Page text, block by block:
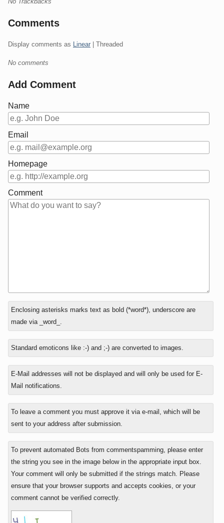
Comments
Display comments as Linear | Threaded
No comments
Add Comment
Name
Email
Homepage
Comment
In
reply
to
Enclosing asterisks marks text as bold (*word*), underscore are
made via _word_.
Standard emoticons like :-) and ;-) are converted to images.
E-Mail addresses will not be displayed and will only be used for E-
Mail notifications.
To leave a comment you must approve it via e-mail, which will be
sent to your address after submission.
To prevent automated Bots from commentspamming, please enter
the string you see in the image below in the appropriate input box.
Your comment will only be submitted if the strings match. Please
ensure that your browser supports and accepts cookies, or your
comment cannot be verified correctly.